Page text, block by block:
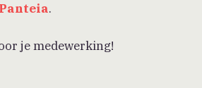
.
je medewerking!